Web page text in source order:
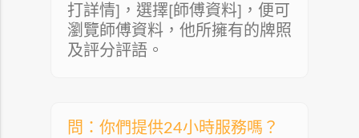
打詳情]，選擇[師傅資料]，便可
瀏覽師傅資料，他所擁有的牌照
及評分評語。
問：你們提供24小時服務嗎？